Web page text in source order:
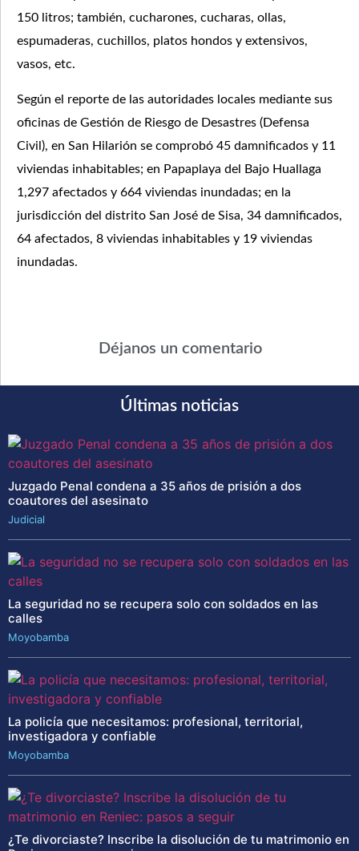
150 litros; también, cucharones, cucharas, ollas,
espumaderas, cuchillos, platos hondos y extensivos,
vasos, etc.
Según el reporte de las autoridades locales mediante sus
oficinas de Gestión de Riesgo de Desastres (Defensa
Civil), en San Hilarión se comprobó 45 damnificados y 11
viviendas inhabitables; en Papaplaya del Bajo Huallaga
1,297 afectados y 664 viviendas inundadas; en la
jurisdicción del distrito San José de Sisa, 34 damnificados,
64 afectados, 8 viviendas inhabitables y 19 viviendas
inundadas.
Déjanos un comentario
Últimas noticias
Juzgado Penal condena a 35 años de prisión a dos
coautores del asesinato
Judicial
La seguridad no se recupera solo con soldados en las
calles
Moyobamba
La policía que necesitamos: profesional, territorial,
investigadora y confiable
Moyobamba
¿Te divorciaste? Inscribe la disolución de tu matrimonio en